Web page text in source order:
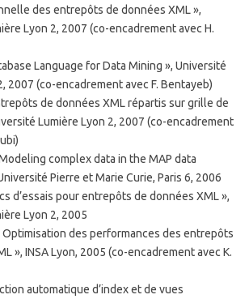
des entrepôts de données XML »,
Lyon 2, 2007 (co-encadrement avec H.
Language for Data Mining », Université
2007 (co-encadrement avec F. Bentayeb)
de données XML répartis sur grille de
Lumière Lyon 2, 2007 (co-encadrement
Modeling complex data in the MAP data
Pierre et Marie Curie, Paris 6, 2006
d’essais pour entrepôts de données XML »,
Lyon 2, 2005
Optimisation des performances des entrepôts
», INSA Lyon, 2005 (co-encadrement avec K.
automatique d’index et de vues